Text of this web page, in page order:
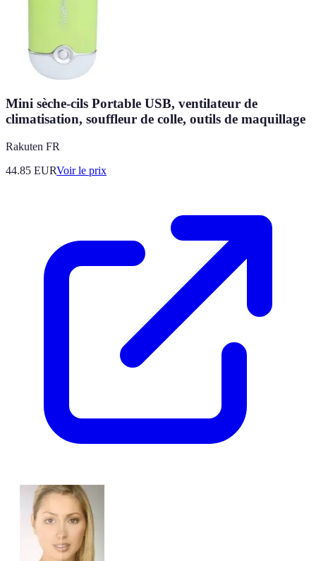
Mini sèche-cils Portable USB, ventilateur de
climatisation, souffleur de colle, outils de maquillage
Rakuten FR
44.85 EURVoir le prix